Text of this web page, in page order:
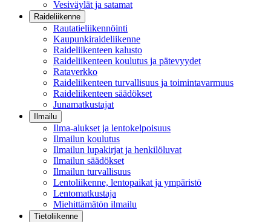
Vesiväylät ja satamat
Raideliikenne
Rautatieliikennöinti
Kaupunkiraideliikenne
Raideliikenteen kalusto
Raideliikenteen koulutus ja pätevyydet
Rataverkko
Raideliikenteen turvallisuus ja toimintavarmuus
Raideliikenteen säädökset
Junamatkustajat
Ilmailu
Ilma-alukset ja lentokelpoisuus
Ilmailun koulutus
Ilmailun lupakirjat ja henkilöluvat
Ilmailun säädökset
Ilmailun turvallisuus
Lentoliikenne, lentopaikat ja ympäristö
Lentomatkustaja
Miehittämätön ilmailu
Tietoliikenne